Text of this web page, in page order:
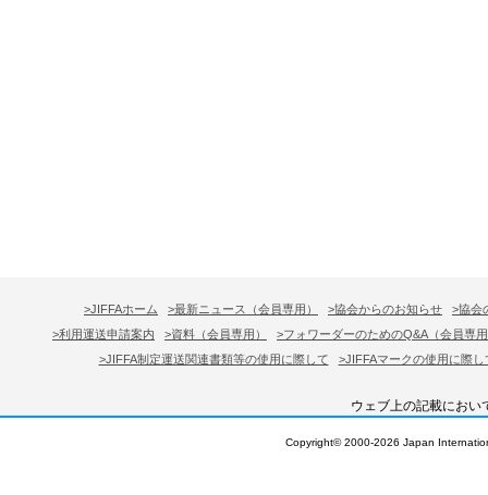
>JIFFAホーム >最新ニュース（会員専用） >協会からのお知らせ
>協会
>利用運送申請案内
>資料（会員専用）
>フォワーダーのためのQ&A（会員専
>JIFFA制定運送関連書類等の使用に際して
>JIFFAマークの使用に際し
ウェブ上の記載におい
Copyright© 2000-2026 Japan